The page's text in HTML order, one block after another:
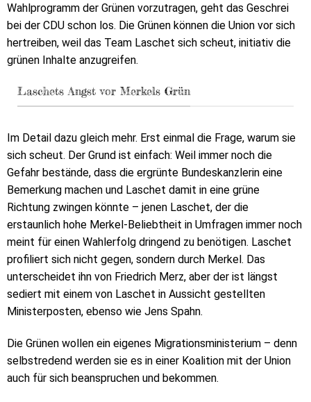
Wahlprogramm der Grünen vorzutragen, geht das Geschrei
bei der CDU schon los. Die Grünen können die Union vor sich
hertreiben, weil das Team Laschet sich scheut, initiativ die
grünen Inhalte anzugreifen.
Laschets Angst vor Merkels Grün
Im Detail dazu gleich mehr. Erst einmal die Frage, warum sie
sich scheut. Der Grund ist einfach: Weil immer noch die
Gefahr bestände, dass die ergrünte Bundeskanzlerin eine
Bemerkung machen und Laschet damit in eine grüne
Richtung zwingen könnte – jenen Laschet, der die
erstaunlich hohe Merkel-Beliebtheit in Umfragen immer noch
meint für einen Wahlerfolg dringend zu benötigen. Laschet
profiliert sich nicht gegen, sondern durch Merkel. Das
unterscheidet ihn von Friedrich Merz, aber der ist längst
sediert mit einem von Laschet in Aussicht gestellten
Ministerposten, ebenso wie Jens Spahn.
Die Grünen wollen ein eigenes Migrationsministerium – denn
selbstredend werden sie es in einer Koalition mit der Union
auch für sich beanspruchen und bekommen.